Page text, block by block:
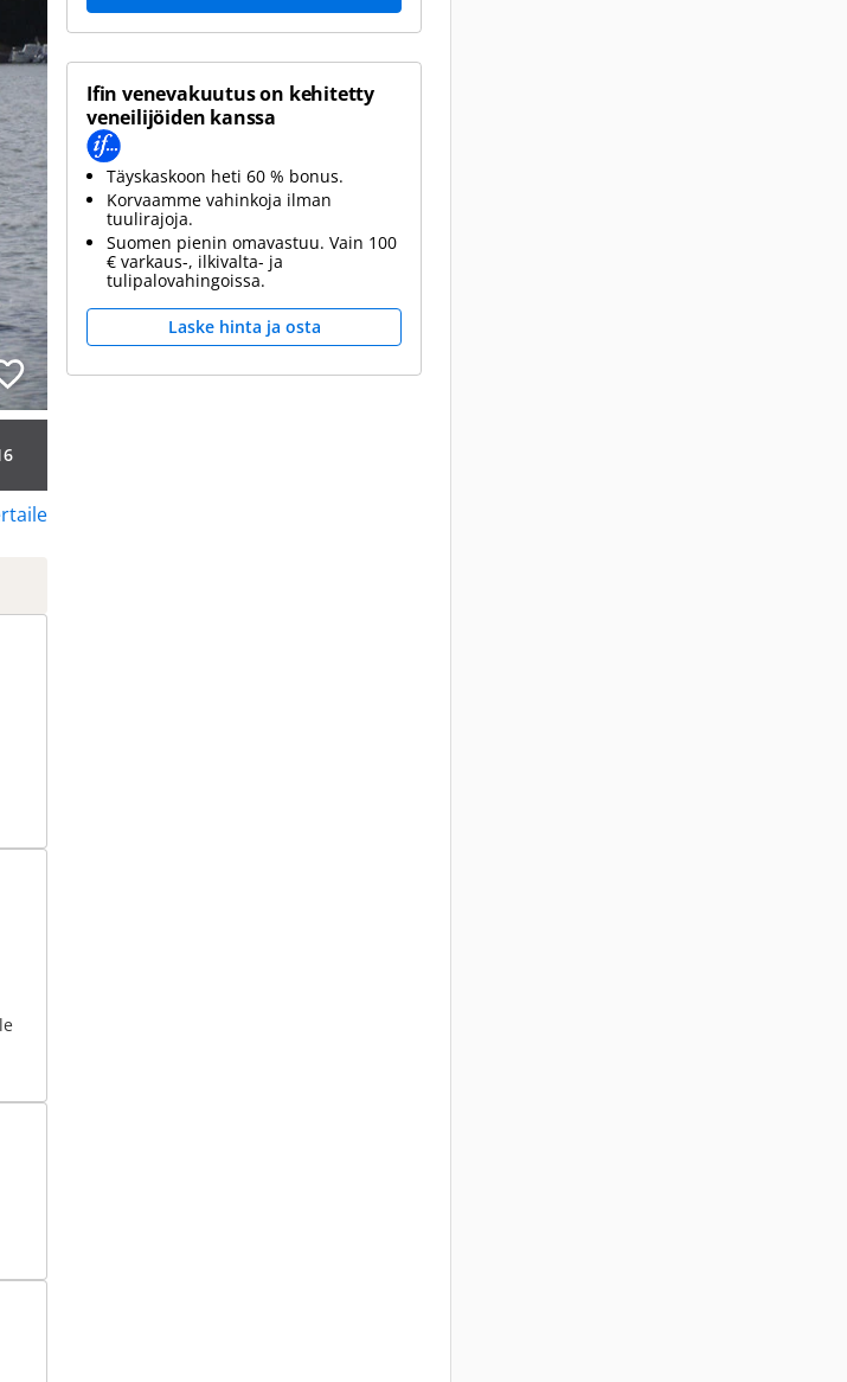
Ifin venevakuutus on kehitetty
veneilijöiden kanssa
Täyskaskoon heti 60 % bonus.
Korvaamme vahinkoja ilman
tuulirajoja.
Suomen pienin omavastuu. Vain 100
€ varkaus-, ilkivalta- ja
tulipalovahingoissa.
Laske hinta ja osta